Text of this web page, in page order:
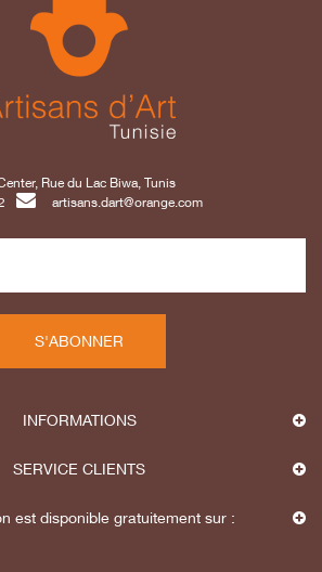
Rue du Lac Biwa, Tunis
artisans.dart@orange.com
S'ABONNER
INFORMATIONS
SERVICE CLIENTS
est disponible gratuitement sur :